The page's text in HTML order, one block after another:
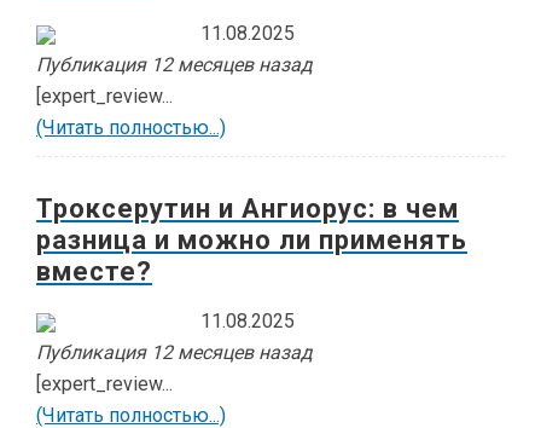
11.08.2025
Публикация 12 месяцев назад
[expert_review...
(Читать полностью...)
Троксерутин и Ангиорус: в чем
разница и можно ли применять
вместе?
11.08.2025
Публикация 12 месяцев назад
[expert_review...
(Читать полностью...)